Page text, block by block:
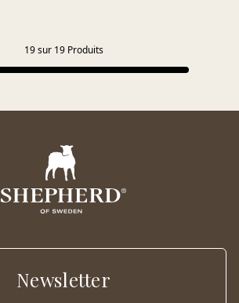
19 sur 19 Produits
Newsletter